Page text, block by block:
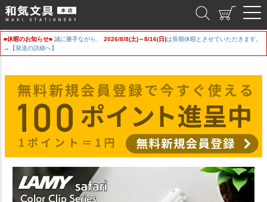
■休暇のお知らせ■ 誠に勝手ながら、 2026/8/8(土)～8/16(日)は長期休暇とさせていただきます。
→【発送の詳細へ】